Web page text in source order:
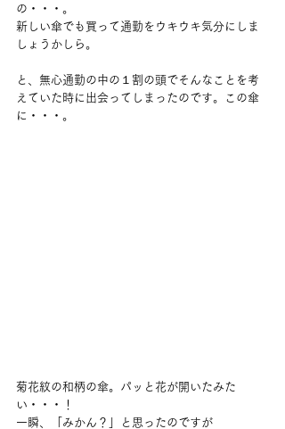
の・・・。
新しい傘でも買って通勤をウキウキ気分にしま
しょうかしら。
と、無心通勤の中の１割の頭でそんなことを考
えていた時に出会ってしまったのです。この傘
に・・・。
菊花紋の和柄の傘。パッと花が開いたみた
い・・・！
一瞬、「みかん？」と思ったのですが